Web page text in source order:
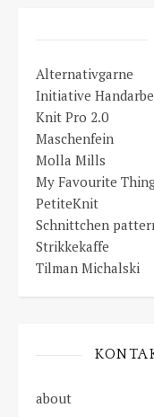
Alternativgarne
Initiative
Knit Pro 2.0
Maschenfein
Molla Mills
My Favourite
PetiteKnit
Schnittchen
Strikkekaffe
Tilman Michalski
about